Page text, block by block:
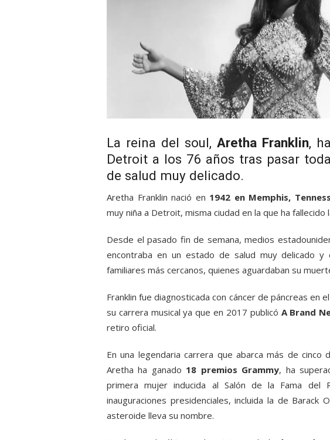
La reina del soul, Aretha Franklin,
Detroit a los 76 años tras pasar
de salud muy delicado.
Aretha Franklin nació en 1942 en Memphis,
muy niña a Detroit, misma ciudad en la que ha fallecido
Desde el pasado fin de semana, medios
encontraba en un estado de salud muy delicado y
familiares más cercanos, quienes aguardaban su
Franklin fue diagnosticada con cáncer de páncreas en
su carrera musical ya que en 2017 publicó A Brand
retiro oficial.
En una legendaria carrera que abarca más de cinco
Aretha ha ganado 18 premios Grammy, ha
primera mujer inducida al Salón de la Fama del
inauguraciones presidenciales, incluida la de
asteroide lleva su nombre.